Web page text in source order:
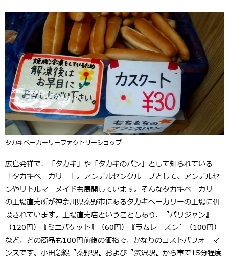
タカキベーカーリーファクトリーショップ
広島発祥で、「タカキ」や「タカキのパン」として知られている
「タカキベーカリー」。アンデルセングループとして、アンデルセ
ンやリトルマーメイドも展開しています。そんなタカキベーカリー
の工場直売所が神奈川県秦野市にあるタカキベーカリーの工場に併
設されています。工場直売店ということもあり、『パリジャン』
（120円）『ミニバケット』（60円）『ラムレーズン』（100円）
など、どの商品も100円前後の価格で、かなりのコストパフォーマ
ンスです。小田急線『秦野駅』および『渋沢駅』から車で15分程度